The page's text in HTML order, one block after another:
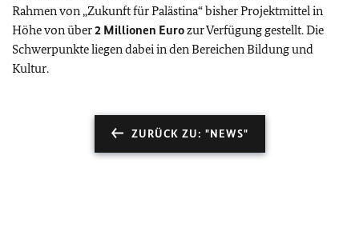
Rahmen von „Zukunft für Palästina“ bisher Projektmittel in
Höhe von über2 Millionen Eurozur Verfügung gestellt. Die
Schwerpunkte liegen dabei in den Bereichen Bildung und
Kultur.
ZURÜCK ZU: "NEWS"